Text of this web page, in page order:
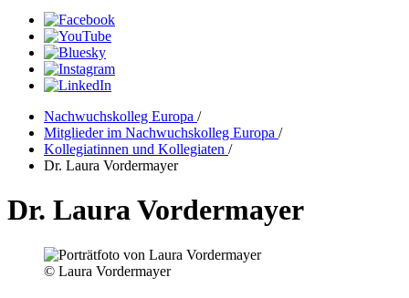
Nachwuchskolleg Europa /
Mitglieder im Nachwuchskolleg Europa /
Kollegiatinnen und Kollegiaten /
Dr. Laura Vordermayer
Dr. Laura Vordermayer
© Laura Vordermayer